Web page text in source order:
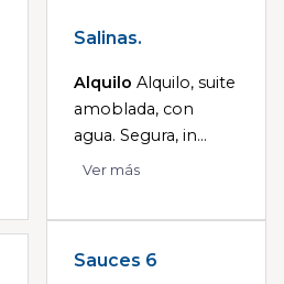
Salinas.
Alquilo Alquilo, suite
amoblada, con
agua. Segura, in...
Ver más
Sauces 6